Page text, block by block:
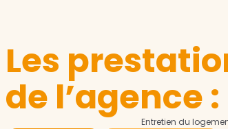
Les
de l’agence :
Entretien du